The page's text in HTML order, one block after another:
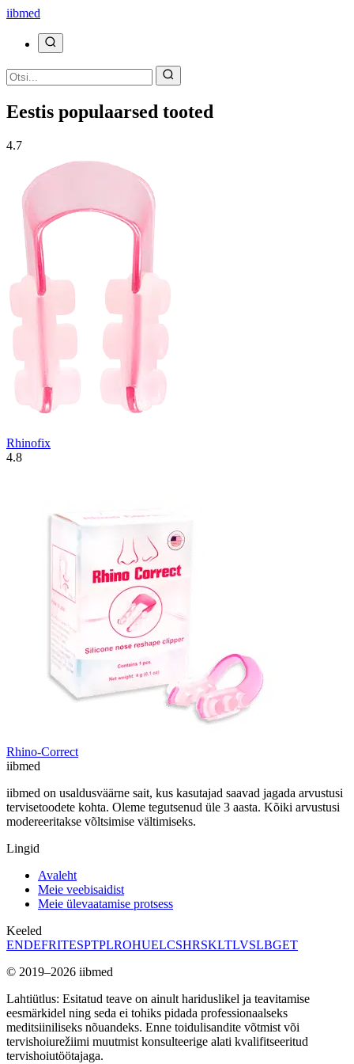
iibmed
Eestis populaarsed tooted
4.7
Rhinofix
4.8
Rhino-Correct
iibmed
iibmed on usaldusväärne sait, kus kasutajad saavad jagada arvustusi
tervisetoodete kohta. Oleme tegutsenud üle 3 aasta. Kõiki arvustusi
modereeritakse võltsimise vältimiseks.
Lingid
Avaleht
Meie veebisaidist
Meie ülevaatamise protsess
Keeled
ENDEFRITESPTPLROHUELCSHRSKLTLVSLBGET
© 2019–2026 iibmed
Lahtiütlus: Esitatud teave on ainult hariduslikel ja teavitamise
eesmärkidel ning seda ei tohiks pidada professionaalseks
meditsiiniliseks nõuandeks. Enne toidulisandite võtmist või
tervishoiurežiimi muutmist konsulteerige alati kvalifitseeritud
tervishoiutöötajaga.